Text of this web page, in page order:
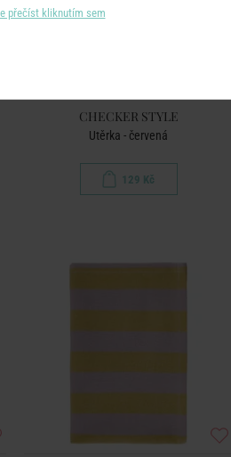
CHECKER STYLE
Utěrka - červená
129 Kč
přečíst kliknutím sem